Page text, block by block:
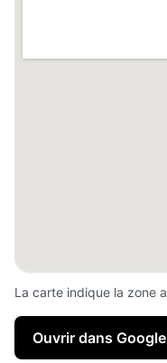
La carte indique la zone
Ouvrir dans